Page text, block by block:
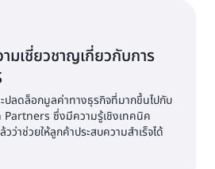
มเชี่ยวชาญเกี่ยวกับการ
ปลดล็อกมูลค่าทางธุรกิจที่มากขึ้นไปกับ
ซึ่งมีความรู้เชิงเทคนิค
ว่าช่วยให้ลูกค้าประสบความสำเร็จได้